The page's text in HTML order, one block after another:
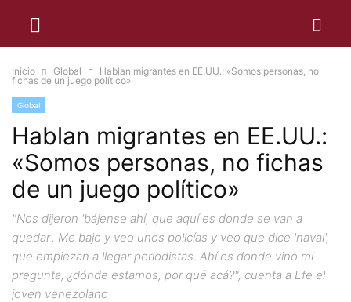
Inicio Global
Hablan migrantes en EE.UU.: «Somos personas, no
fichas de un juego político»
Global
Hablan migrantes en EE.UU.:
«Somos personas, no fichas
de un juego político»
"Nos dijeron 'bájense ahí, que aquí es donde se van a
quedar'. Me bajo y veo unos policías y veo que dice 'naval',
que empiezan a llegar periodistas. Ahí es donde vino mi
pregunta, ¿dónde estamos, por qué acá?", cuenta a Efe el
joven venezolano